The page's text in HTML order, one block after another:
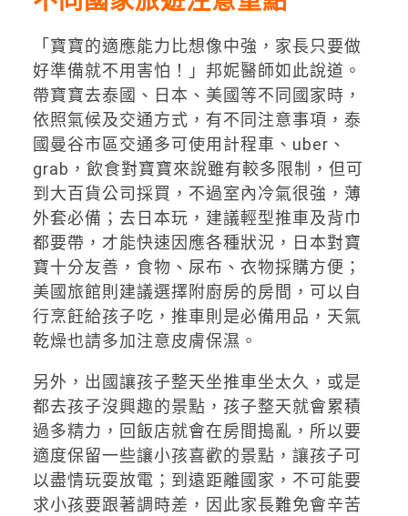
「寶寶的適應能力比想像中強，家長只要做
好準備就不用害怕！」邦妮醫師如此說道。
帶寶寶去泰國、日本、美國等不同國家時，
依照氣候及交通方式，有不同注意事項，泰
國曼谷市區交通多可使用計程車、uber、
grab，飲食對寶寶來說雖有較多限制，但可
到大百貨公司採買，不過室內冷氣很強，薄
外套必備；去日本玩，建議輕型推車及背巾
都要帶，才能快速因應各種狀況，日本對寶
寶十分友善，食物、尿布、衣物採購方便；
美國旅館則建議選擇附廚房的房間，可以自
行烹飪給孩子吃，推車則是必備用品，天氣
乾燥也請多加注意皮膚保濕。
另外，出國讓孩子整天坐推車坐太久，或是
都去孩子沒興趣的景點，孩子整天就會累積
過多精力，回飯店就會在房間搗亂，所以要
適度保留一些讓小孩喜歡的景點，讓孩子可
以盡情玩耍放電；到遠距離國家，不可能要
求小孩要跟著調時差，因此家長難免會辛苦